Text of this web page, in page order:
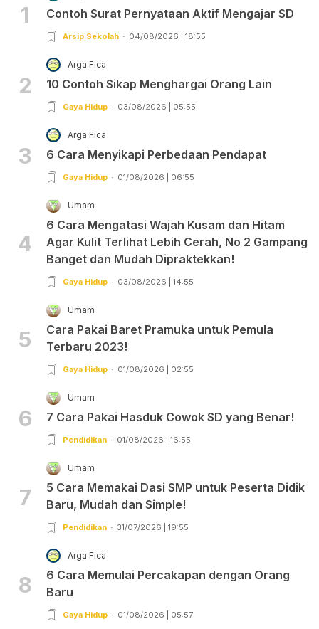
1 Contoh Surat Pernyataan Aktif Mengajar SD
Arsip Sekolah 04/08/2026 | 18:55
2
Arga Fica
10 Contoh Sikap Menghargai Orang Lain
Gaya Hidup 03/08/2026 | 05:55
3
Arga Fica
6 Cara Menyikapi Perbedaan Pendapat
Gaya Hidup 01/08/2026 | 06:55
4
Umam
6 Cara Mengatasi Wajah Kusam dan Hitam
Agar Kulit Terlihat Lebih Cerah, No 2 Gampang
Banget dan Mudah Dipraktekkan!
Gaya Hidup 03/08/2026 | 14:55
5
Umam
Cara Pakai Baret Pramuka untuk Pemula
Terbaru 2023!
Gaya Hidup 01/08/2026 | 02:55
6
Umam
7 Cara Pakai Hasduk Cowok SD yang Benar!
Pendidikan 01/08/2026 | 16:55
7
Umam
5 Cara Memakai Dasi SMP untuk Peserta Didik
Baru, Mudah dan Simple!
Pendidikan 31/07/2026 | 19:55
8
Arga Fica
6 Cara Memulai Percakapan dengan Orang
Baru
Gaya Hidup 01/08/2026 | 05:57